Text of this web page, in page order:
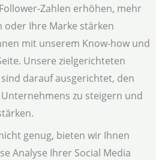
Zahlen erhöhen, mehr
oder Ihre Marke stärken
mit unserem Know-how und
Unsere zielgerichteten
darauf ausgerichtet, den
zu steigern und
genug, bieten wir Ihnen
Analyse Ihrer Social Media